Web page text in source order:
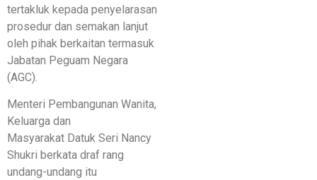
tertakluk kepada penyelarasan
prosedur dan semakan lanjut
oleh pihak berkaitan termasuk
Jabatan Peguam Negara
(AGC).
Menteri Pembangunan Wanita,
Keluarga dan
Masyarakat Datuk Seri Nancy
Shukri berkata draf rang
undang-undang itu